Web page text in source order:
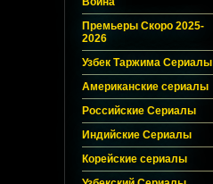
Премьеры Скоро 2025-
2026
Узбек Таржима Сериалы
Американские сериалы
Российские Сериалы
Индийские Сериалы
Корейские сериалы